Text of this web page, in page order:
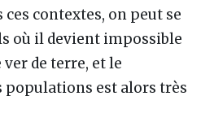
contextes, on peut se
où il devient impossible
de terre, et le
populations est alors très